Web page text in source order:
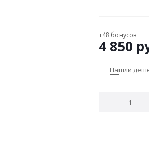
+48 бонусов
4 850
Нашли